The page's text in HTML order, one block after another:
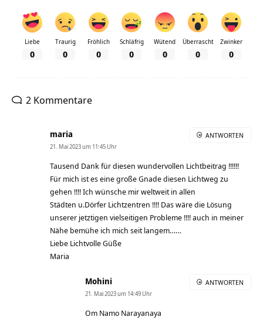
Liebe
0
Traurig
0
Fröhlich
0
Schläfrig
0
Wütend
0
Überrascht
0
Zwinker
0
2 Kommentare
maria
21. Mai 2023 um 11:45 Uhr
Tausend Dank für diesen wundervollen Lichtbeitrag !!!!!!
Für mich ist es eine große Gnade diesen Lichtweg zu
gehen !!!! Ich wünsche mir weltweit in allen
Städten u.Dörfer Lichtzentren !!!! Das wäre die Lösung
unserer jetztigen vielseitigen Probleme !!!! auch in meiner
Nähe bemühe ich mich seit langem……
Liebe Lichtvolle Güße
Maria
ANTWORTEN
Mohini
21. Mai 2023 um 14:49 Uhr
Om Namo Narayanaya
ANTWORTEN